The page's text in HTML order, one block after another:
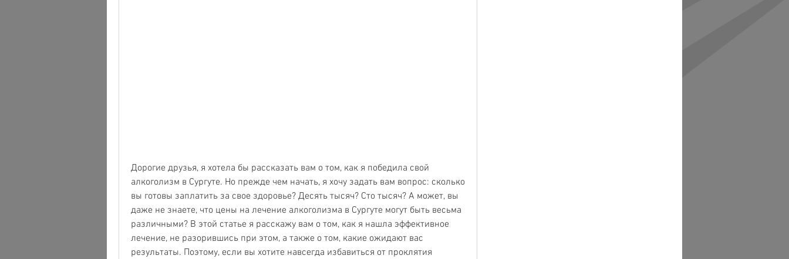
Дорогие друзья, я хотела бы рассказать вам о том, как я победила свой
алкоголизм в Сургуте. Но прежде чем начать, я хочу задать вам вопрос: сколько
вы готовы заплатить за свое здоровье? Десять тысяч? Сто тысяч? А может, вы
даже не знаете, что цены на лечение алкоголизма в Сургуте могут быть весьма
различными? В этой статье я расскажу вам о том, как я нашла эффективное
лечение, не разорившись при этом, а также о том, какие ожидают вас
результаты. Поэтому, если вы хотите навсегда избавиться от проклятия